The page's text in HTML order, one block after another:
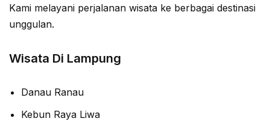
Kami melayani perjalanan wisata ke berbagai destinasi
unggulan.
Wisata Di Lampung
Danau Ranau
Kebun Raya Liwa